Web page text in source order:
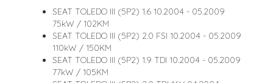
SEAT TOLEDO III (5P2) 1.6 10.2004 - 05.2009
75kW / 102KM
SEAT TOLEDO III (5P2) 2.0 FSI 10.2004 - 05.2009
110kW / 150KM
SEAT TOLEDO III (5P2) 1.9 TDI 10.2004 - 05.2009
77kW / 105KM